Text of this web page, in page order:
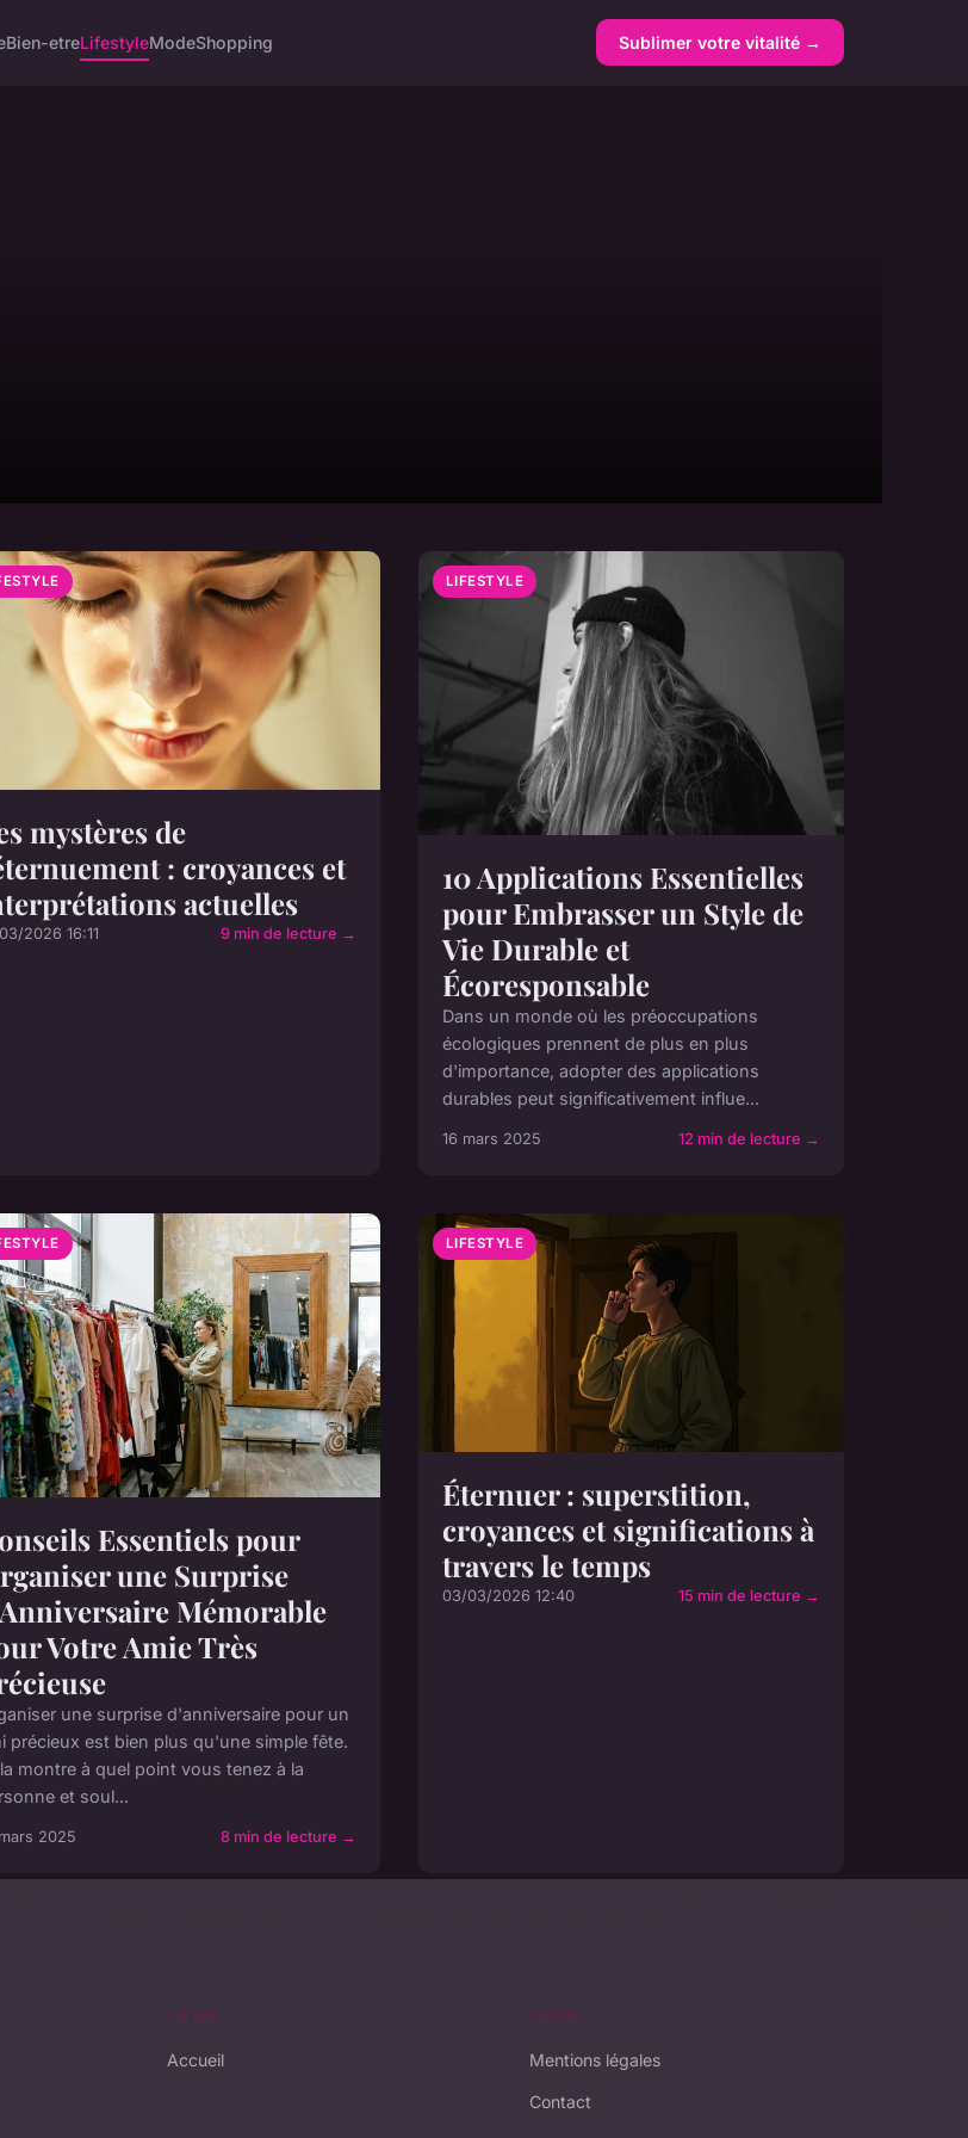
Bien-etreLifestyleModeShopping Sublimer votre vitalité →
mystères de
: croyances et
actuelles
2026 16:11 9 min de lecture →
LIFESTYLE
10 Applications Essentielles
pour Embrasser un Style de
Vie Durable et
Écoresponsable
Dans un monde où les préoccupations
écologiques prennent de plus en plus
d'importance, adopter des applications
durables peut significativement influe...
16 mars 2025 12 min de lecture →
Essentiels pour
une Surprise
Mémorable
Votre Amie Très
une surprise d'anniversaire pour un
précieux est bien plus qu'une simple fête.
montre à quel point vous tenez à la
et soul...
2025 8 min de lecture →
LIFESTYLE
Éternuer : superstition,
croyances et significations à
travers le temps
03/03/2026 12:40 15 min de lecture →
LIENS
Accueil
LÉGAL
Mentions légales
Contact